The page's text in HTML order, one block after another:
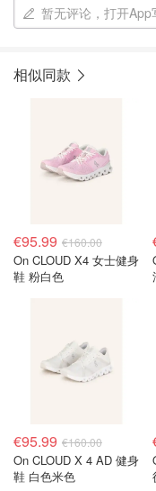
暂无评论，打开App
相似同款
€95.99 €160.00
On CLOUD X4 女士健身
鞋 粉白色
€95.99 €160.00
On CLOUD X 4 AD 健身
鞋 白色米色